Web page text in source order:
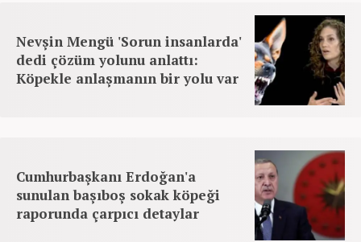
Nevşin Mengü 'Sorun insanlarda'
dedi çözüm yolunu anlattı:
Köpekle anlaşmanın bir yolu var
Cumhurbaşkanı Erdoğan'a
sunulan başıboş sokak köpeği
raporunda çarpıcı detaylar